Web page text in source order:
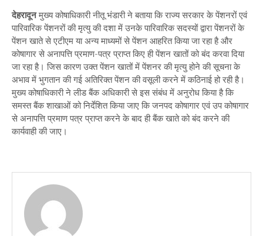
देहरादूनमुख्य कोषाधिकारी नीतू भंडारी ने बताया कि राज्य सरकार के पेंशनरों एवं
पारिवारिक पेंशनरों की मृत्यु की दशा में उनके पारिवारिक सदस्यों द्वारा पेंशनरों के
पेंशन खाते से एटीएम या अन्य माध्यमों से पेंशन आहरित किया जा रहा है और
कोषागार से अनापत्ति प्रमाण-पत्र प्राप्त किए ही पेंशन खातों को बंद करवा दिया
जा रहा है। जिस कारण उक्त पेंशन खातों में पेंशनर की मृत्यु होने की सूचना के
अभाव में भुगतान की गई अतिरिक्त पेंशन की वसूली करने में कठिनाई हो रही है।
मुख्य कोषाधिकारी ने लीड बैंक अधिकारी से इस संबंध में अनुरोध किया है कि
समस्त बैंक शाखाओं को निर्देशित किया जाए कि जनपद कोषागार एवं उप कोषागार
से अनापत्ति प्रमाण पत्र प्राप्त करने के बाद ही बैंक खाते को बंद करने की
कार्यवाही की जाए।